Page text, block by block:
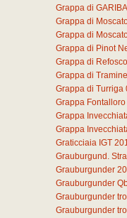
Grappa di
Grappa di
Grappa di
Grappa di Pinot
Grappa di Refosco
Grappa di
Grappa di Turriga
Grappa
Grappa
Grappa
Graticciaia IGT
Grauburgund.
Grauburgunder
Grauburgunder
Grauburgunder
Grauburgunder